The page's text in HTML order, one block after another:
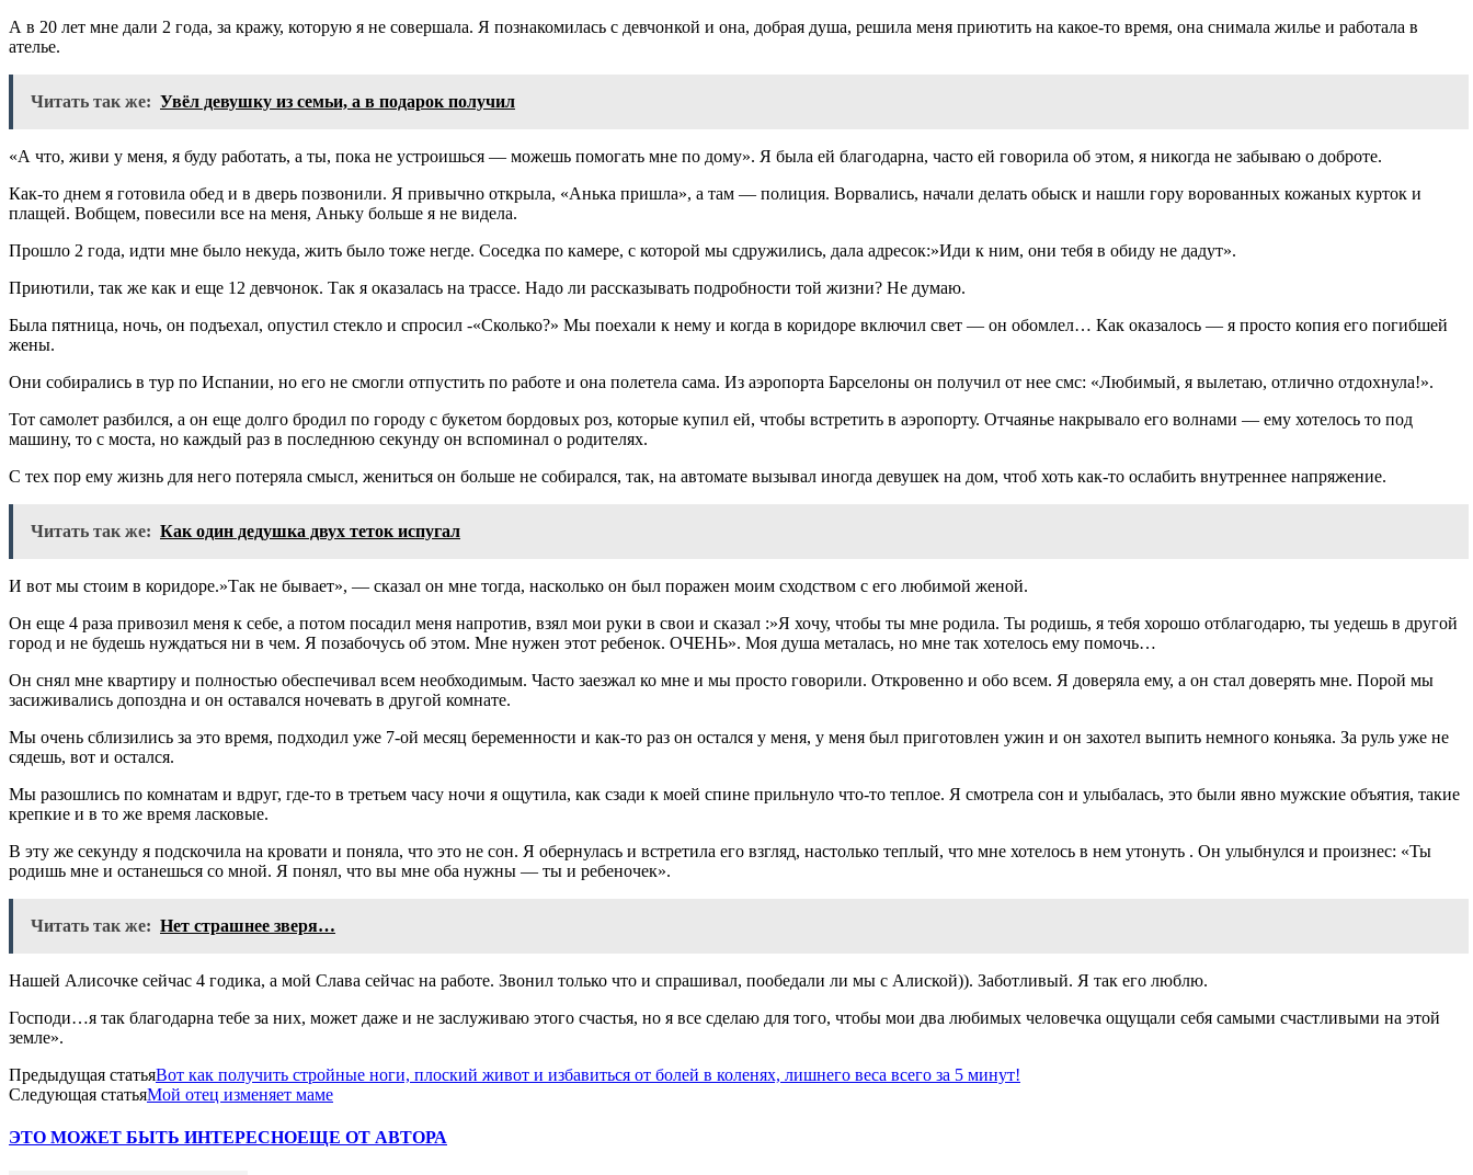
А в 20 лет мне дали 2 года, за кражу, которую я не совершала. Я познакомилась с девчонкой и она, добрая душа, решила меня приютить на какое-то время, она снимала жилье и работала в
ателье.
Читать так же: Увёл девушку из семьи, а в подарок получил
«А что, живи у меня, я буду работать, а ты, пока не устроишься — можешь помогать мне по дому». Я была ей благодарна, часто ей говорила об этом, я никогда не забываю о доброте.
Как-то днем я готовила обед и в дверь позвонили. Я привычно открыла, «Анька пришла», а там — полиция. Ворвались, начали делать обыск и нашли гору ворованных кожаных курток и
плащей. Вобщем, повесили все на меня, Аньку больше я не видела.
Прошло 2 года, идти мне было некуда, жить было тоже негде. Соседка по камере, с которой мы сдружились, дала адресок:»Иди к ним, они тебя в обиду не дадут».
Приютили, так же как и еще 12 девчонок. Так я оказалась на трассе. Надо ли рассказывать подробности той жизни? Не думаю.
Была пятница, ночь, он подъехал, опустил стекло и спросил -«Сколько?» Мы поехали к нему и когда в коридоре включил свет — он обомлел… Как оказалось — я просто копия его погибшей
жены.
Они собирались в тур по Испании, но его не смогли отпустить по работе и она полетела сама. Из аэропорта Барселоны он получил от нее смс: «Любимый, я вылетаю, отлично отдохнула!».
Тот самолет разбился, а он еще долго бродил по городу с букетом бордовых роз, которые купил ей, чтобы встретить в аэропорту. Отчаянье накрывало его волнами — ему хотелось то под
машину, то с моста, но каждый раз в последнюю секунду он вспоминал о родителях.
С тех пор ему жизнь для него потеряла смысл, жениться он больше не собирался, так, на автомате вызывал иногда девушек на дом, чтоб хоть как-то ослабить внутреннее напряжение.
Читать так же: Как один дедушка двух теток испугал
И вот мы стоим в коридоре.»Так не бывает», — сказал он мне тогда, насколько он был поражен моим сходством с его любимой женой.
Он еще 4 раза привозил меня к себе, а потом посадил меня напротив, взял мои руки в свои и сказал :»Я хочу, чтобы ты мне родила. Ты родишь, я тебя хорошо отблагодарю, ты уедешь в другой
город и не будешь нуждаться ни в чем. Я позабочусь об этом. Мне нужен этот ребенок. ОЧЕНЬ». Моя душа металась, но мне так хотелось ему помочь…
Он снял мне квартиру и полностью обеспечивал всем необходимым. Часто заезжал ко мне и мы просто говорили. Откровенно и обо всем. Я доверяла ему, а он стал доверять мне. Порой мы
засиживались допоздна и он оставался ночевать в другой комнате.
Мы очень сблизились за это время, подходил уже 7-ой месяц беременности и как-то раз он остался у меня, у меня был приготовлен ужин и он захотел выпить немного коньяка. За руль уже не
сядешь, вот и остался.
Мы разошлись по комнатам и вдруг, где-то в третьем часу ночи я ощутила, как сзади к моей спине прильнуло что-то теплое. Я смотрела сон и улыбалась, это были явно мужские объятия, такие
крепкие и в то же время ласковые.
В эту же секунду я подскочила на кровати и поняла, что это не сон. Я обернулась и встретила его взгляд, настолько теплый, что мне хотелось в нем утонуть . Он улыбнулся и произнес: «Ты
родишь мне и останешься со мной. Я понял, что вы мне оба нужны — ты и ребеночек».
Читать так же: Нет страшнее зверя…
Нашей Алисочке сейчас 4 годика, а мой Слава сейчас на работе. Звонил только что и спрашивал, пообедали ли мы с Алиской)). Заботливый. Я так его люблю.
Господи…я так благодарна тебе за них, может даже и не заслуживаю этого счастья, но я все сделаю для того, чтобы мои два любимых человечка ощущали себя самыми счастливыми на этой
земле».
Предыдущая статьяВот как получить стройные ноги, плоский живот и избавиться от болей в коленях, лишнего веса всего за 5 минут!
Следующая статьяМой отец изменяет маме
ЭТО МОЖЕТ БЫТЬ ИНТЕРЕСНОЕЩЕ ОТ АВТОРА